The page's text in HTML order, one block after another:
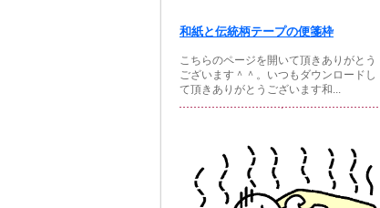
和紙と伝統柄テープの便箋枠
こちらのページを開いて頂きありがとう
ございます＾＾。いつもダウンロードし
て頂きありがとうございます和...